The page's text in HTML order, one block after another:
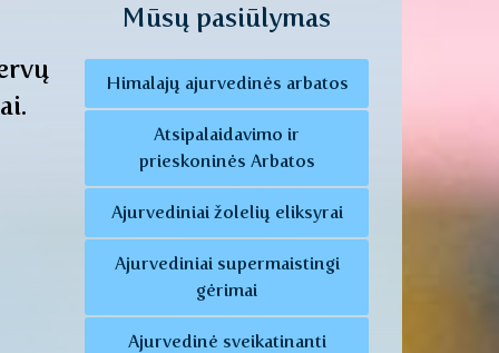
Mūsų pasiūlymas
Himalajų ajurvedinės arbatos
Atsipalaidavimo ir
prieskoninės Arbatos
Ajurvediniai žolelių eliksyrai
Ajurvediniai supermaistingi
gėrimai
Ajurvedinė sveikatinanti